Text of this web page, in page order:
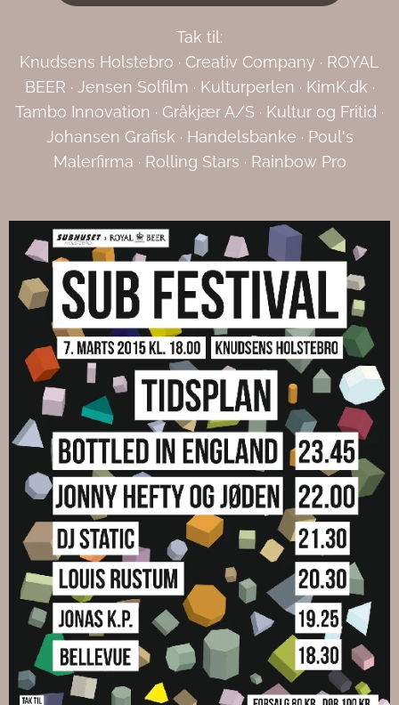
Tak til:
Knudsens Holstebro · Creativ Company · ROYAL
BEER · Jensen Solfilm · Kulturperlen · KimK.dk ·
Tambo Innovation · Gråkjær A/S · Kultur og Fritid ·
Johansen Grafisk · Handelsbanke · Poul's
Malerfirma · Rolling Stars · Rainbow Pro